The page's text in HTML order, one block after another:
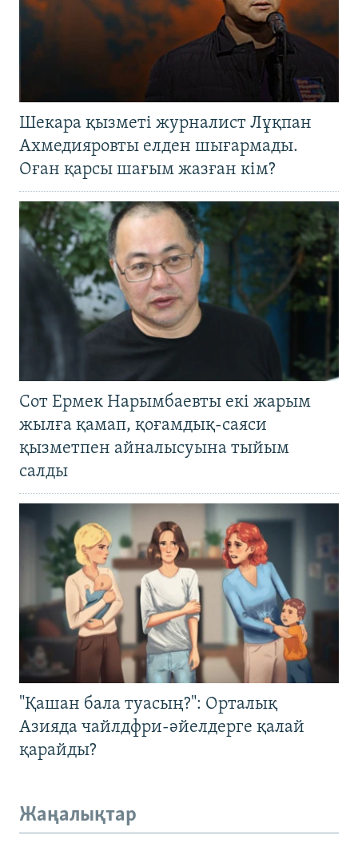
Шекара қызметі журналист Лұқпан
Ахмедияровты елден шығармады.
Оған қарсы шағым жазған кім?
Сот Ермек Нарымбаевты екі жарым
жылға қамап, қоғамдық-саяси
қызметпен айналысуына тыйым
салды
"Қашан бала туасың?": Орталық
Азияда чайлдфри-әйелдерге қалай
қарайды?
Жаңалықтар